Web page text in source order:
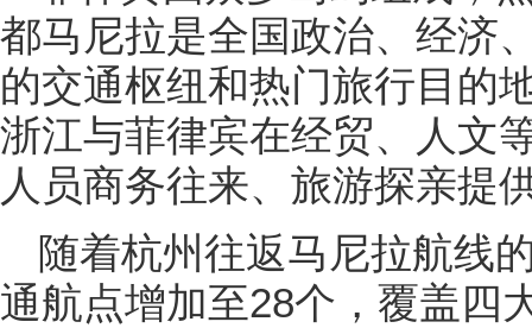
都马尼拉是全国政治、经济
的交通枢纽和热门旅行目的
浙江与菲律宾在经贸、人文
人员商务往来、旅游探亲提
随着杭州往返马尼拉航线
通航点增加至28个，覆盖四